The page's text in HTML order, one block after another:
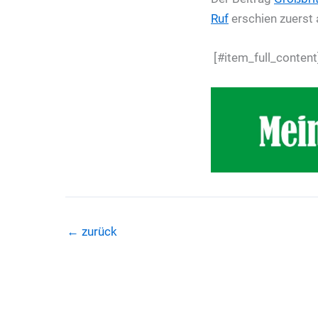
Ruf erschien zuerst
[#item_full_content]
← zurück